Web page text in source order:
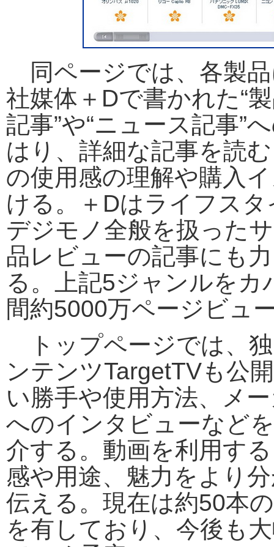
同ページでは、各製
社媒体＋Dで書かれた“
記事”や“ニュース記事”
はり、詳細な記事を読
の使用感の理解や購入
ける。＋Dはライフス
デジモノ全般を扱った
品レビューの記事にも
る。上記5ジャンルをカ
間約5000万ページビュ
トップページでは、
ンテンツTargetTVも公
い勝手や使用方法、メ
へのインタビューなど
介する。動画を利用す
感や用途、魅力をより
伝える。現在は約50本
を有しており、今後も